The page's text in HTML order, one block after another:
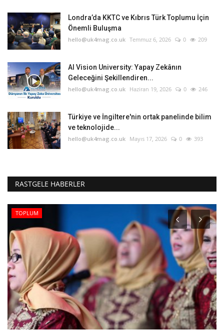
Londra’da KKTC ve Kıbrıs Türk Toplumu İçin
Önemli Buluşma
hello@uk4mag.co.uk Temmuz 6, 2026 0 209
AI Vision University: Yapay Zekânın
Geleceğini Şekillendiren...
hello@uk4mag.co.uk Haziran 19, 2026 0 246
Türkiye ve İngiltere'nin ortak panelinde bilim
ve teknolojide...
hello@uk4mag.co.uk Mayıs 17, 2026 0 393
RASTGELE HABERLER
TOPLUM